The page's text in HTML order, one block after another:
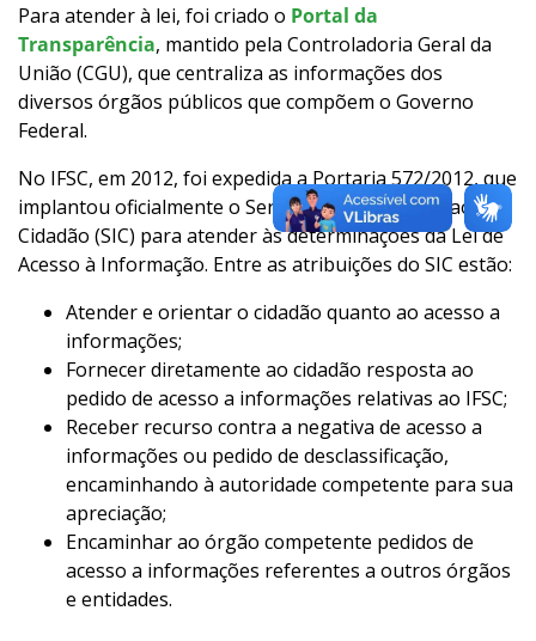
Para atender à lei, foi criado o Portal da
Transparência, mantido pela Controladoria Geral da
União (CGU), que centraliza as informações dos
diversos órgãos públicos que compõem o Governo
Federal.
No IFSC, em 2012, foi expedida a Portaria 572/2012, que
implantou oficialmente o Serviço de Informação ao
Cidadão (SIC) para atender às determinações da Lei de
Acesso à Informação. Entre as atribuições do SIC estão:
Atender e orientar o cidadão quanto ao acesso a
informações;
Fornecer diretamente ao cidadão resposta ao
pedido de acesso a informações relativas ao IFSC;
Receber recurso contra a negativa de acesso a
informações ou pedido de desclassificação,
encaminhando à autoridade competente para sua
apreciação;
Encaminhar ao órgão competente pedidos de
acesso a informações referentes a outros órgãos
e entidades.